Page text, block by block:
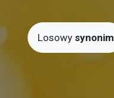
Losowy synonim